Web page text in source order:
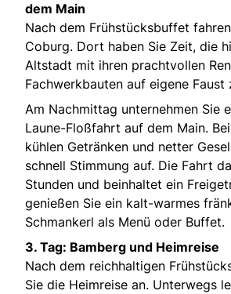
dem Main
Nach dem Frühstücksbuffet
Coburg. Dort haben Sie Zeit, die
Altstadt mit ihren prachtvollen
Fachwerkbauten auf eigene Faust
Am Nachmittag unternehmen Sie
Laune-Floßfahrt auf dem Main.
kühlen Getränken und netter
schnell Stimmung auf. Die Fahrt
Stunden und beinhaltet ein
genießen Sie ein kalt-warmes
Schmankerl als Menü oder Buffet.
3. Tag: Bamberg und Heimreise
Nach dem reichhaltigen
Sie die Heimreise an. Unterwegs